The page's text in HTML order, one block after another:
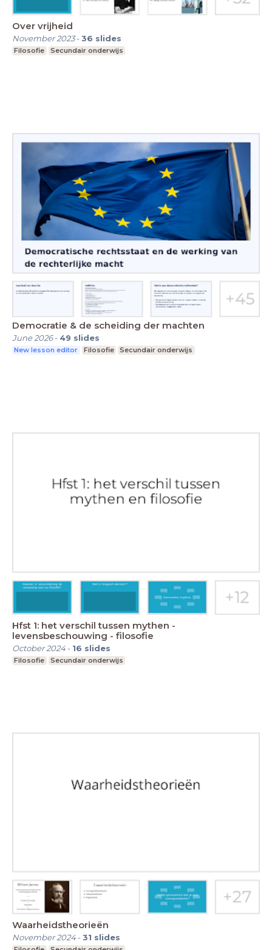
Over vrijheid
November 2023-36 slides
Filosofie Secundair onderwijs
Democratie & de scheiding der machten
June 2026- 49 slides
New lesson editor Filosofie Secundair onderwijs
Hfst 1: het verschil tussen mythen -
levensbeschouwing - filosofie
October 2024- 16 slides
Filosofie Secundair onderwijs
Waarheidstheorieën
November 2024-31 slides